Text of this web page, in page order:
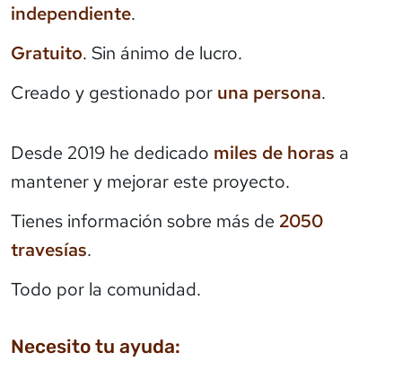
independiente.
Gratuito. Sin ánimo de lucro.
Creado y gestionado por una persona.
Desde 2019 he dedicado miles de horas a
mantener y mejorar este proyecto.
Tienes información sobre más de 2050
travesías.
Todo por la comunidad.
Necesito tu ayuda: